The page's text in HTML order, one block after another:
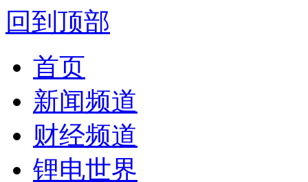
回到顶部
首页
新闻频道
财经频道
锂电世界